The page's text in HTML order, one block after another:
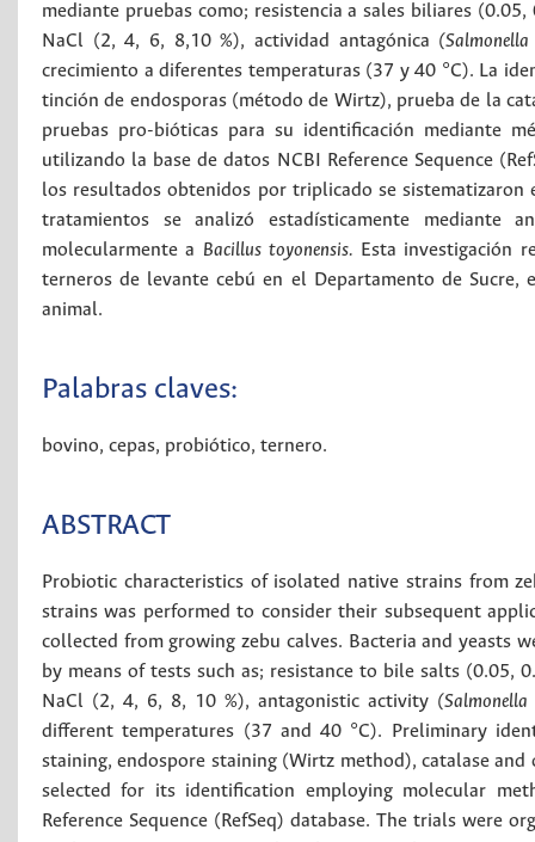
mediante pruebas como; resistencia a sales biliares
NaCl (2, 4, 6, 8,10 %), actividad antagónica (Salmonella
crecimiento a diferentes temperaturas (37 y 40 °C). La
tinción de endosporas (método de Wirtz), prueba de la
pruebas pro-bióticas para su identificación mediante
utilizando la base de datos NCBI Reference Sequence
los resultados obtenidos por triplicado se
tratamientos se analizó estadísticamente mediante
molecularmente a Bacillus toyonensis. Esta investigación
terneros de levante cebú en el Departamento de
animal.
Palabras claves:
bovino, cepas, probiótico, ternero.
ABSTRACT
Probiotic characteristics of isolated native strains from
strains was performed to consider their subsequent
collected from growing zebu calves. Bacteria and yeasts
by means of tests such as; resistance to bile salts (0.05,
NaCl (2, 4, 6, 8, 10 %), antagonistic activity (Salmonella
different temperatures (37 and 40 °C). Preliminary
staining, endospore staining (Wirtz method), catalase
selected for its identification employing molecular
Reference Sequence (RefSeq) database. The trials were